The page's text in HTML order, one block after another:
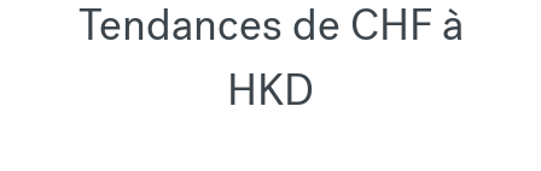
Tendances de CHF à
HKD